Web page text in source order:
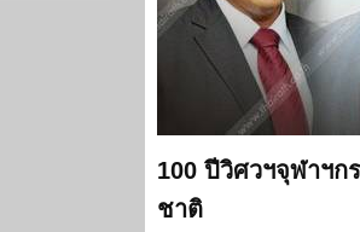
100 ปีวิศวฯจุฬาฯก
ชาติ